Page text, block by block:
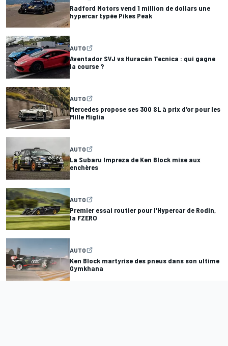
Radford Motors vend 1 million de dollars une
hypercar typée Pikes Peak
AUTO
Aventador SVJ vs Huracán Tecnica : qui gagne
la course ?
AUTO
Mercedes propose ses 300 SL à prix d'or pour les
Mille Miglia
AUTO
La Subaru Impreza de Ken Block mise aux
enchères
AUTO
Premier essai routier pour l'Hypercar de Rodin,
la FZERO
AUTO
Ken Block martyrise des pneus dans son ultime
Gymkhana